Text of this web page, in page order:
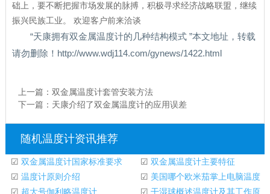
础上，要不断把握市场发展的脉搏，积极寻求经济战略联盟，继续
振兴民族工业。 欢迎客户前来洽谈
“天康拥有双金属温度计的几种结构模式 ”本文地址，转载
请勿删除！http://www.wdj114.com/gynews/1422.html
上一篇： 双金属温度计套管安装方法
下一篇： 天康介绍了双金属温度计的应用误差
随机温度计资讯推荐
☑ 双金属温度计国家标准要求 ☑ 双金属温度计主要特征
☑ 温度计原则介绍 ☑ 美国哪个欧米茄掌上电脑温度
计公司有存货
☑ 超大号伽利略温度计 ☑ 干湿球概述温度计及其工作原